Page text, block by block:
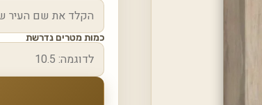
כמות מטרים נדרשת